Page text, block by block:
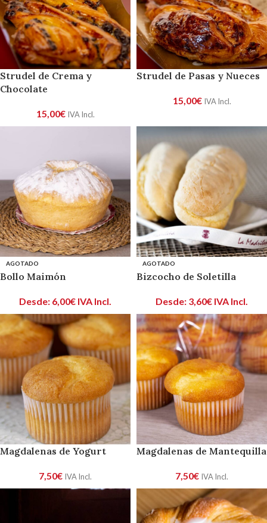
Strudel de Crema y
Chocolate
15,00€ IVA Incl.
Strudel de Pasas y Nueces
15,00€ IVA Incl.
AGOTADO
Bollo Maimón
Desde: 6,00€ IVA Incl.
AGOTADO
Bizcocho de Soletilla
Desde: 3,60€ IVA Incl.
Magdalenas de Yogurt
7,50€ IVA Incl.
Magdalenas de Mantequilla
7,50€ IVA Incl.